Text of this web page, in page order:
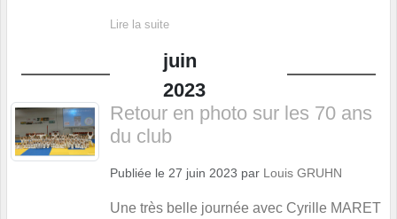
Lire la suite
juin
2023
Retour en photo sur les 70 ans
du club
Publiée le 27 juin 2023 par Louis GRUHN
Une très belle journée avec Cyrille MARET